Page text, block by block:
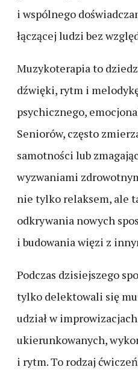
i wspólnego
łączącej ludzi bez
Muzykoterapia to
dźwięki, rytm i
psychicznego,
Seniorów, często
samotności lub
wyzwaniami
nie tylko relaksem, ale
odkrywania nowych
i budowania więzi z
Podczas dzisiejszego
tylko delektowali się
udział w
ukierunkowanych,
i rytm. To rodzaj